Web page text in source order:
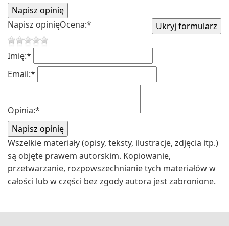
Napisz opinięOcena:*
Imię:*
Email:*
Opinia:*
Wszelkie materiały (opisy, teksty, ilustracje, zdjęcia itp.)
są objęte prawem autorskim. Kopiowanie,
przetwarzanie, rozpowszechnianie tych materiałów w
całości lub w części bez zgody autora jest zabronione.